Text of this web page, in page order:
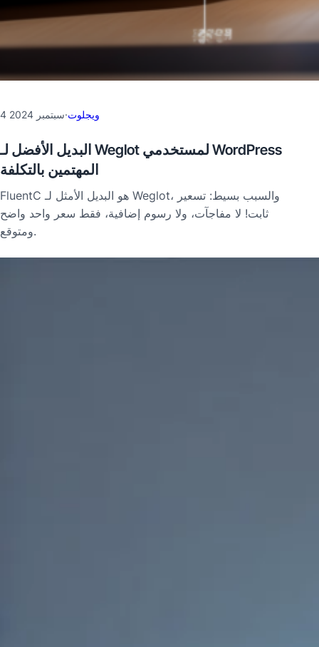
4 سبتمبر 2024·ويجلوت
البديل الأفضل لـ Weglot لمستخدمي WordPress
المهتمين بالتكلفة
FluentC هو البديل الأمثل لـ Weglot، والسبب بسيط: تسعير
ثابت! لا مفاجآت، ولا رسوم إضافية، فقط سعر واحد واضح
ومتوقع.